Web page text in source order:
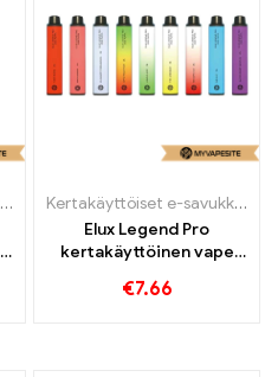
Kertakäyttöiset e-savukkeet
Kertakäyttöiset e-savukkeet
Elux Legend Pro
kertakäyttöinen vape
€7.66